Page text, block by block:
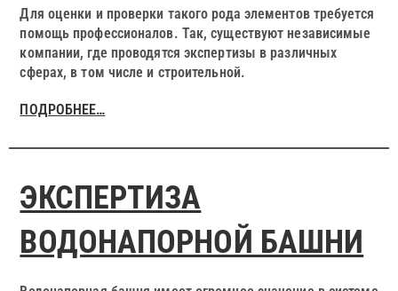
Для оценки и проверки такого рода элементов требуется
помощь профессионалов. Так, существуют независимые
компании, где проводятся экспертизы в различных
сферах, в том числе и строительной.
ПОДРОБНЕЕ…
ЭКСПЕРТИЗА
ВОДОНАПОРНОЙ БАШНИ